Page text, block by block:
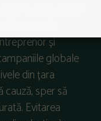
la nivel global
2024, în
și
globale
din țara
cauză, sper să
Evitarea